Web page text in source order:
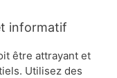
informatif
être attrayant et
Utilisez des